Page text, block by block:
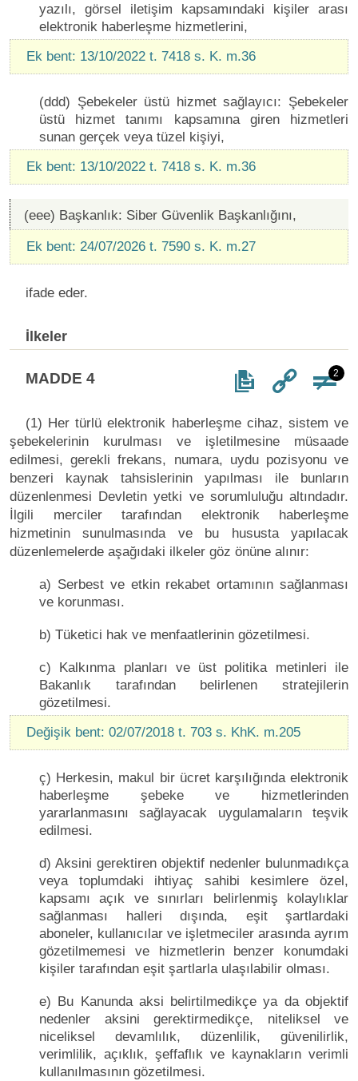
yazılı, görsel iletişim kapsamındaki kişiler arası
elektronik haberleşme hizmetlerini,
Ek bent: 13/10/2022 t. 7418 s. K. m.36
(ddd) Şebekeler üstü hizmet sağlayıcı: Şebekeler
üstü hizmet tanımı kapsamına giren hizmetleri
sunan gerçek veya tüzel kişiyi,
Ek bent: 13/10/2022 t. 7418 s. K. m.36
(eee) Başkanlık: Siber Güvenlik Başkanlığını,
Ek bent: 24/07/2026 t. 7590 s. K. m.27
ifade eder.
İlkeler
MADDE 4 2
(1) Her türlü elektronik haberleşme cihaz, sistem ve
şebekelerinin kurulması ve işletilmesine müsaade
edilmesi, gerekli frekans, numara, uydu pozisyonu ve
benzeri kaynak tahsislerinin yapılması ile bunların
düzenlenmesi Devletin yetki ve sorumluluğu altındadır.
İlgili merciler tarafından elektronik haberleşme
hizmetinin sunulmasında ve bu hususta yapılacak
düzenlemelerde aşağıdaki ilkeler göz önüne alınır:
a) Serbest ve etkin rekabet ortamının sağlanması
ve korunması.
b) Tüketici hak ve menfaatlerinin gözetilmesi.
c) Kalkınma planları ve üst politika metinleri ile
Bakanlık tarafından belirlenen stratejilerin
gözetilmesi.
Değişik bent: 02/07/2018 t. 703 s. KhK. m.205
ç) Herkesin, makul bir ücret karşılığında elektronik
haberleşme şebeke ve hizmetlerinden
yararlanmasını sağlayacak uygulamaların teşvik
edilmesi.
d) Aksini gerektiren objektif nedenler bulunmadıkça
veya toplumdaki ihtiyaç sahibi kesimlere özel,
kapsamı açık ve sınırları belirlenmiş kolaylıklar
sağlanması halleri dışında, eşit şartlardaki
aboneler, kullanıcılar ve işletmeciler arasında ayrım
gözetilmemesi ve hizmetlerin benzer konumdaki
kişiler tarafından eşit şartlarla ulaşılabilir olması.
e) Bu Kanunda aksi belirtilmedikçe ya da objektif
nedenler aksini gerektirmedikçe, niteliksel ve
niceliksel devamlılık, düzenlilik, güvenilirlik,
verimlilik, açıklık, şeffaflık ve kaynakların verimli
kullanılmasının gözetilmesi.